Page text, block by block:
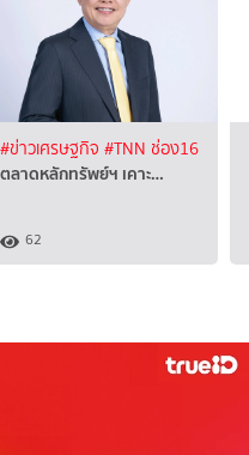
#ข่าวเศรษฐกิจ #TNN ช่อง16
ตลาดหลักทรัพย์ฯ เคาะ…
62